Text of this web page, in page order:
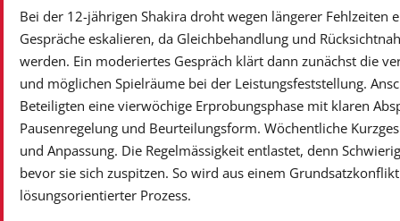
Bei der 12-jährigen Shakira droht wegen längerer Fehlzeiten
Gespräche eskalieren, da Gleichbehandlung und
werden. Ein moderiertes Gespräch klärt dann zunächst die
und möglichen Spielräume bei der Leistungsfeststellung.
Beteiligten eine vierwöchige Erprobungsphase mit klaren
Pausenregelung und Beurteilungsform. Wöchentliche
und Anpassung. Die Regelmässigkeit entlastet, denn
bevor sie sich zuspitzen. So wird aus einem
lösungsorientierter Prozess.